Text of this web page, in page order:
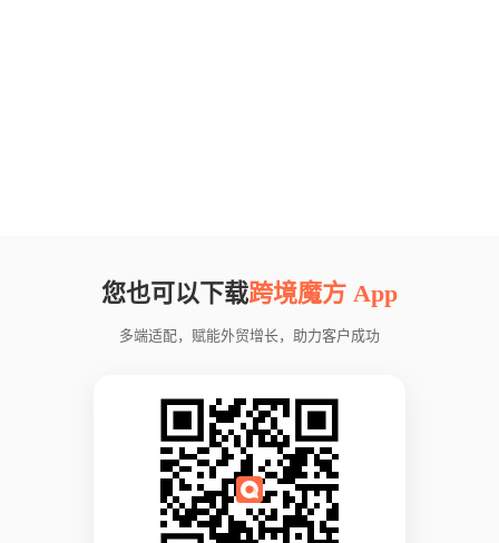
您也可以下载跨境魔方 App
多端适配，赋能外贸增长，助力客户成功